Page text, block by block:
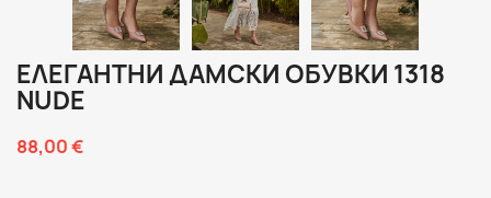
ЕЛЕГАНТНИ ДАМСКИ ОБУВКИ 1318
NUDE
88,00 €